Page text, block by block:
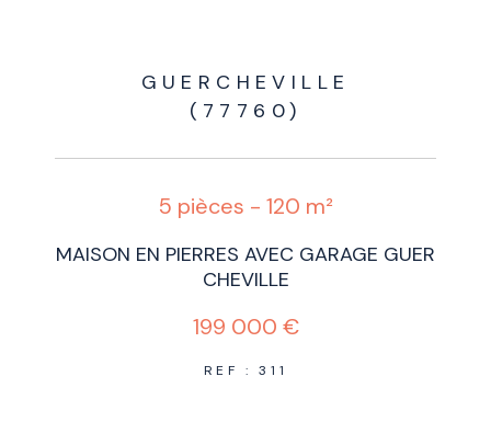
GUERCHEVILLE
(77760)
5 pièces - 120 m²
MAISON EN PIERRES AVEC GARAGE GUER
CHEVILLE
199 000 €
REF : 311